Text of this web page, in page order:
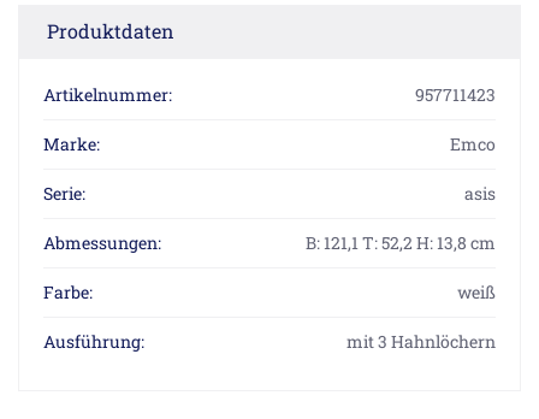
Produktdaten
Artikelnummer: 957711423
Marke: Emco
Serie: asis
Abmessungen: B: 121,1 T: 52,2 H: 13,8 cm
Farbe: weiß
Ausführung: mit 3 Hahnlöchern